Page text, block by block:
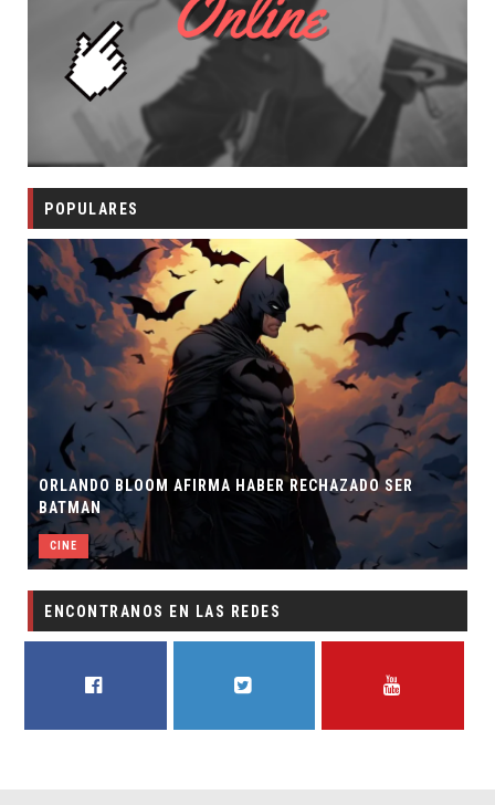
POPULARES
ORLANDO BLOOM AFIRMA HABER RECHAZADO SER
BATMAN
CINE
ENCONTRANOS EN LAS REDES